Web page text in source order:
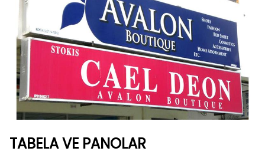
TABELA VE PANOLAR